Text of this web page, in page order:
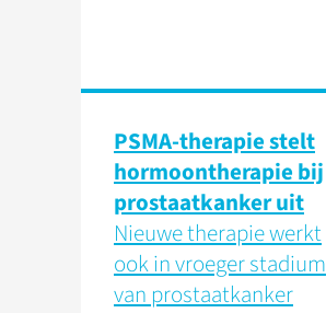
PSMA-therapie stelt
hormoontherapie bij
prostaatkanker uit
Nieuwe therapie werkt
ook in vroeger stadium
van prostaatkanker